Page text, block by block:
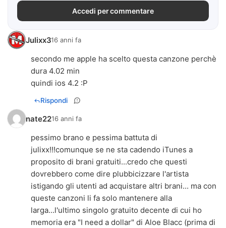
Accedi per commentare
Julixx316 anni fa
secondo me apple ha scelto questa canzone perchè
dura 4.02 min
quindi ios 4.2 :P
Rispondi
nate2216 anni fa
pessimo brano e pessima battuta di
julixx!!!comunque se ne sta cadendo iTunes a
proposito di brani gratuiti...credo che questi
dovrebbero come dire plubbicizzare l'artista
istigando gli utenti ad acquistare altri brani... ma con
queste canzoni li fa solo mantenere alla
larga...l'ultimo singolo gratuito decente di cui ho
memoria era "I need a dollar" di Aloe Blacc (prima di